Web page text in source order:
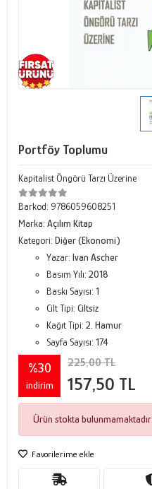
Portföy Toplumu
Kapitalist Öngörü Tarzı Üzerine
Barkod: 9786059608251
Marka: Açılım Kitap
Kategori: Diğer (Ekonomi)
Yazar: Ivan Ascher
Basım Yılı: 2018
Baskı Sayısı: 1
Cilt Tipi: Ciltsiz
Kağıt Tipi: 2. Hamur
Sayfa Sayısı: 174
%30
indirim
225,00 TL
157,50 TL
Ürün stokta bulunmamaktadır.
Favorilerime ekle